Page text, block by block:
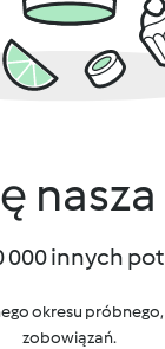
000 innych
okresu
zobowiązań.